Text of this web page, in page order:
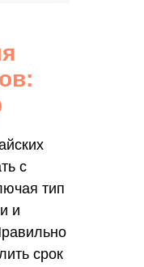
с
тип
и
срок